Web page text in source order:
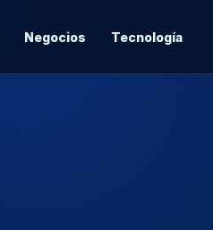
Negocios Tecnología